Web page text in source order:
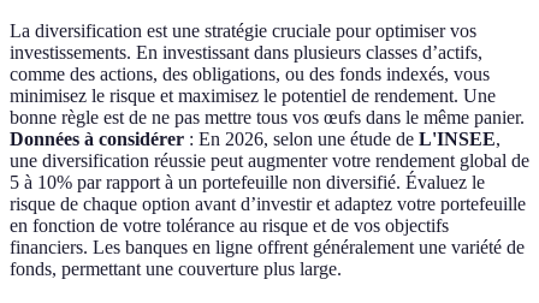
La diversification est une stratégie cruciale pour optimiser vos
investissements. En investissant dans plusieurs classes d’actifs,
comme des actions, des obligations, ou des fonds indexés, vous
minimisez le risque et maximisez le potentiel de rendement. Une
bonne règle est de ne pas mettre tous vos œufs dans le même panier.
Données à considérer : En 2026, selon une étude de L'INSEE,
une diversification réussie peut augmenter votre rendement global de
5 à 10% par rapport à un portefeuille non diversifié. Évaluez le
risque de chaque option avant d’investir et adaptez votre portefeuille
en fonction de votre tolérance au risque et de vos objectifs
financiers. Les banques en ligne offrent généralement une variété de
fonds, permettant une couverture plus large.